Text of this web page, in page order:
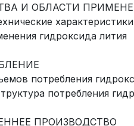
И ОБЛАСТИ
гидроксида лития
потребления
потребления
ПРОИЗВОДСТВО